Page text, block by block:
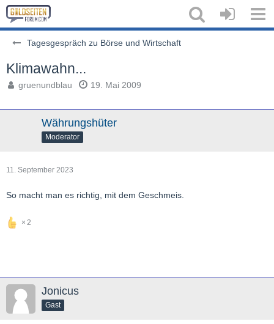
Tagesgespräch zu Börse und Wirtschaft
Klimawahn...
gruenundblau 19. Mai 2009
Währungshüter
Moderator
11. September 2023
So macht man es richtig, mit dem Geschmeis.
2
Jonicus
Gast